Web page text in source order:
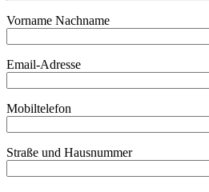
Vorname Nachname
Email-Adresse
Mobiltelefon
Straße und Hausnummer